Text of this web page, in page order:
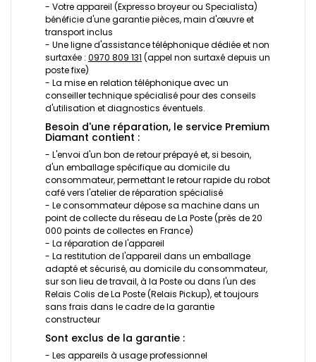
- Votre appareil (Expresso broyeur ou Specialista)
bénéficie d'une garantie pièces, main d'œuvre et
transport inclus
- Une ligne d'assistance téléphonique dédiée et non
surtaxée : 0970 809 131 (appel non surtaxé depuis un
poste fixe)
- La mise en relation téléphonique avec un
conseiller technique spécialisé pour des conseils
d'utilisation et diagnostics éventuels.
Besoin d'une réparation, le service Premium
Diamant contient :
- L'envoi d'un bon de retour prépayé et, si besoin,
d'un emballage spécifique au domicile du
consommateur, permettant le retour rapide du robot
café vers l'atelier de réparation spécialisé
- Le consommateur dépose sa machine dans un
point de collecte du réseau de La Poste (près de 20
000 points de collectes en France)
- La réparation de l'appareil
- La restitution de l'appareil dans un emballage
adapté et sécurisé, au domicile du consommateur,
sur son lieu de travail, à la Poste ou dans l'un des
Relais Colis de La Poste (Relais Pickup), et toujours
sans frais dans le cadre de la garantie
constructeur
Sont exclus de la garantie :
- Les appareils à usage professionnel